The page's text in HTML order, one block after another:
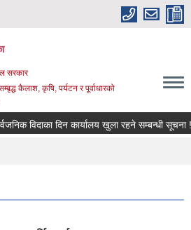
सरकार
कैलाश, कृषि, पर्यटन र पूर्वाधारको
विदाका दिन कार्यालय खुला रहने सम्बन्धी सूचना !